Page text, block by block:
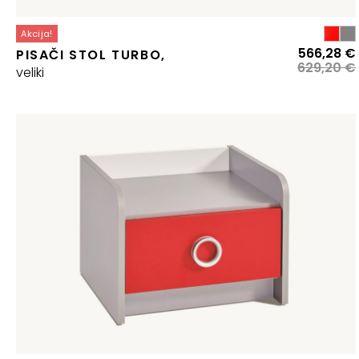
Akcija!
PISAČI STOL TURBO,
veliki
629,20€
566,28 €